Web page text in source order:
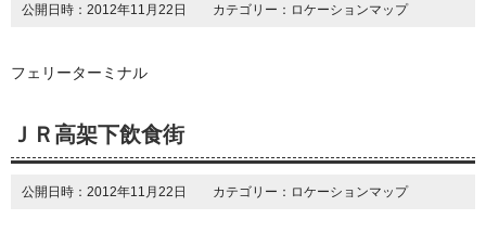
公開日時：2012年11月22日 カテゴリー：ロケーションマップ
フェリーターミナル
ＪＲ高架下飲食街
公開日時：2012年11月22日 カテゴリー：ロケーションマップ